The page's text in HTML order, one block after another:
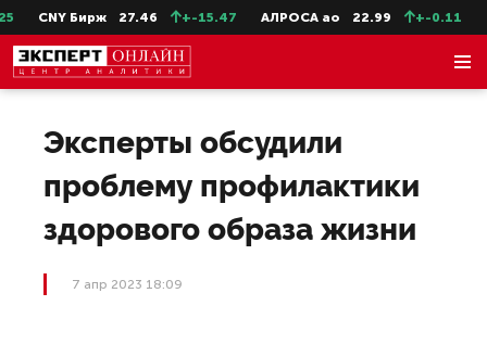
CNY Бирж 27.46 +-15.47 АЛРОСА ао 22.99 +-0.11
Эксперты обсудили
проблему профилактики
здорового образа жизни
7 апр 2023 18:09